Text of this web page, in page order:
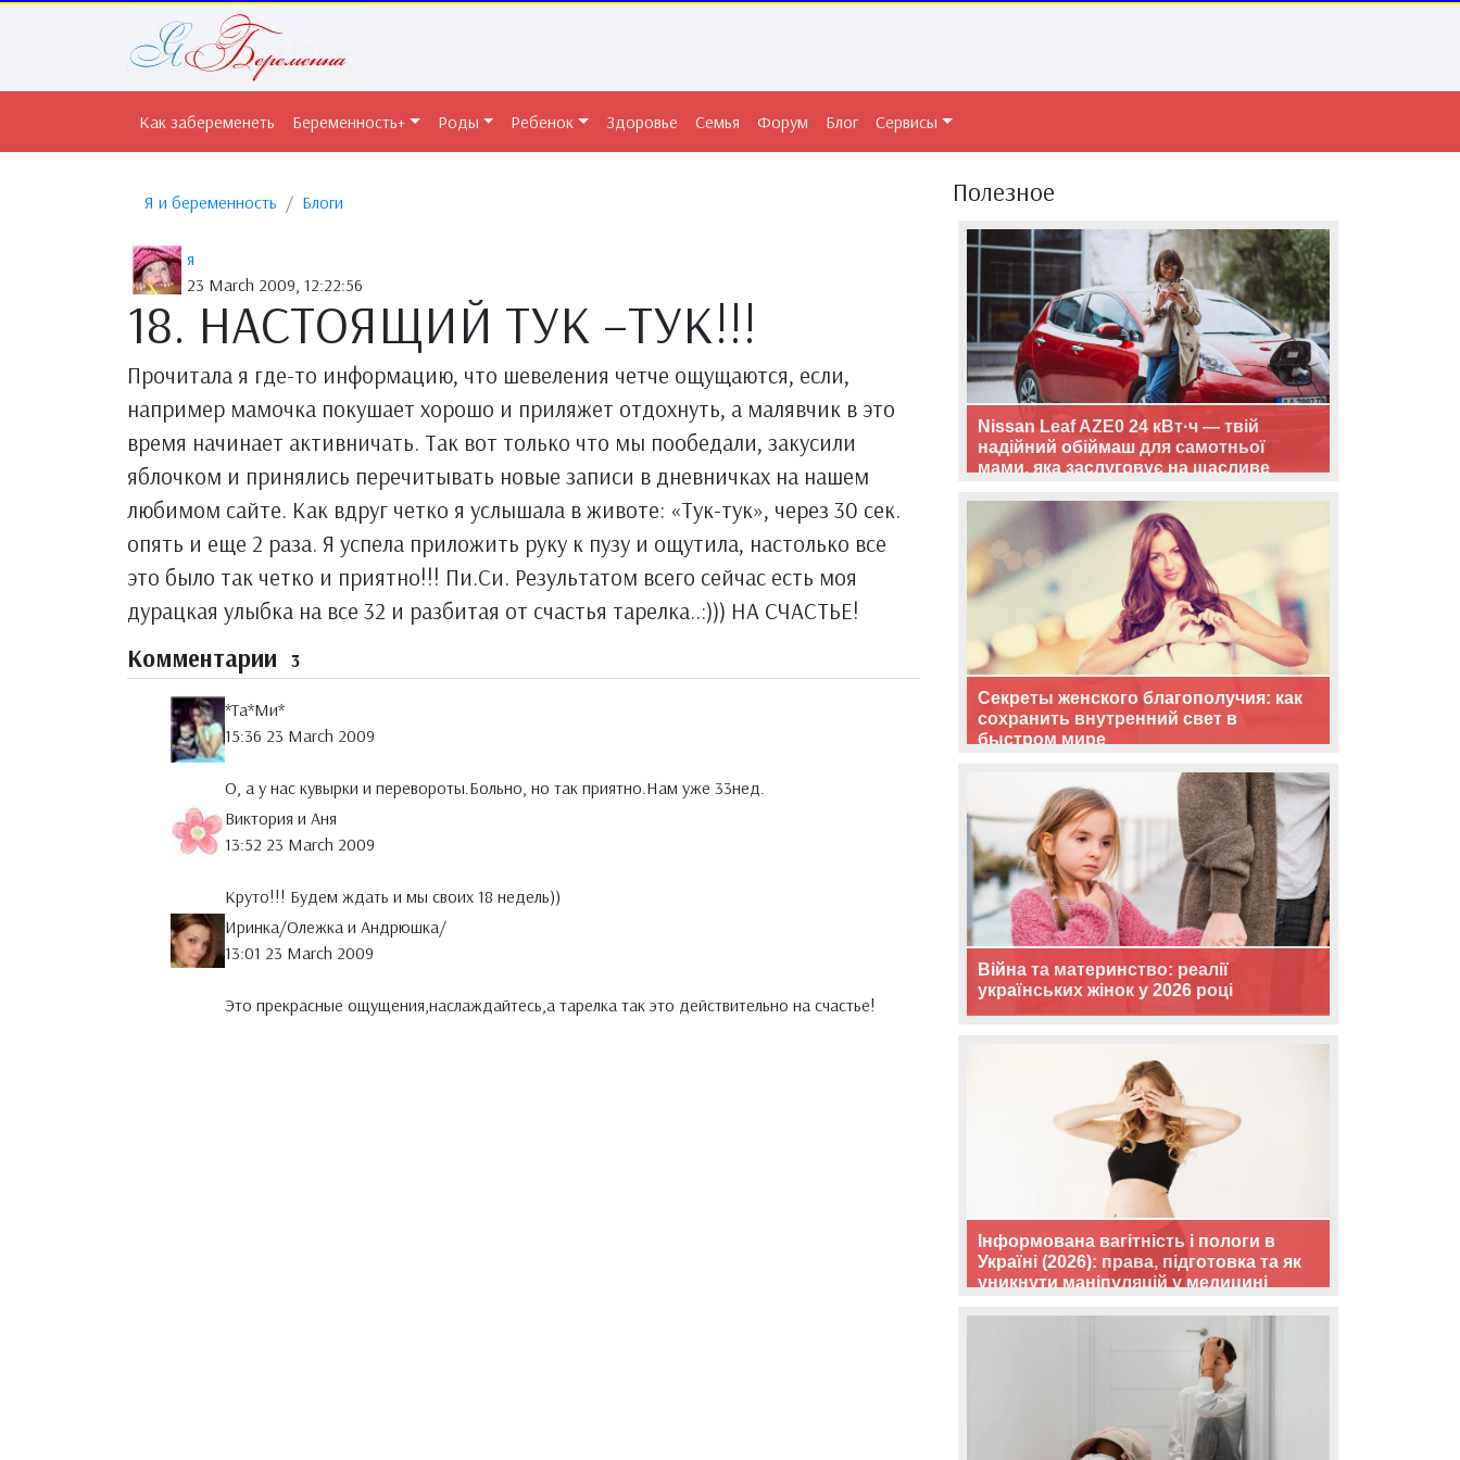
Как забеременеть Беременность+ Роды Ребенок Здоровье Семья Форум Блог Сервисы
Я и беременность Блоги
я
23 March 2009, 12:22:56
18. НАСТОЯЩИЙ ТУК –ТУК!!!
Прочитала я где-то информацию, что шевеления четче ощущаются, если,
например мамочка покушает хорошо и приляжет отдохнуть, а малявчик в это
время начинает активничать. Так вот только что мы пообедали, закусили
яблочком и принялись перечитывать новые записи в дневничках на нашем
любимом сайте. Как вдруг четко я услышала в животе: «Тук-тук», через 30 сек.
опять и еще 2 раза. Я успела приложить руку к пузу и ощутила, настолько все
это было так четко и приятно!!! Пи.Си. Результатом всего сейчас есть моя
дурацкая улыбка на все 32 и разбитая от счастья тарелка..:))) НА СЧАСТЬЕ!
Комментарии 3
*Тa*Ми*
15:36 23 March 2009
О, а у нас кувырки и перевороты.Больно, но так приятно.Нам уже 33нед.
Виктория и Аня
13:52 23 March 2009
Круто!!! Будем ждать и мы своих 18 недель))
Иринка/Олежка и Андрюшка/
13:01 23 March 2009
Это прекрасные ощущения,наслаждайтесь,а тарелка так это действительно на счастье!
Полезное
Nissan Leaf AZE0 24 кВт·ч — твій
надійний обіймаш для самотньої
мами, яка заслуговує на щасливе
Секреты женского благополучия: как
сохранить внутренний свет в
быстром мире
Війна та материнство: реалії
українських жінок у 2026 році
Інформована вагітність і пологи в
Україні (2026): права, підготовка та як
уникнути маніпуляцій у медицині